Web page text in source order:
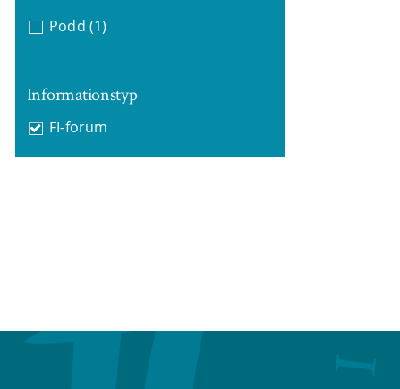
Podd (1)
Informationstyp
FI-forum